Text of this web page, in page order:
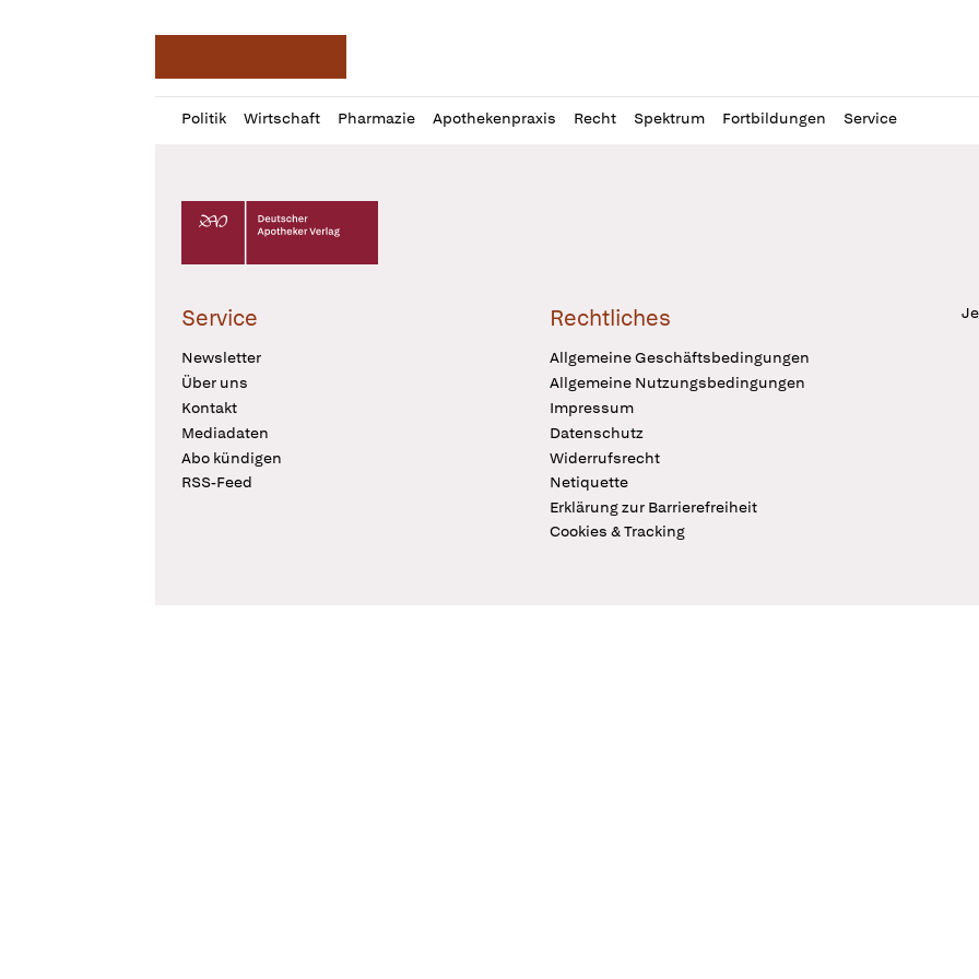
Politik Wirtschaft Pharmazie Apothekenpraxis Recht Spektrum Fortbildungen Service
Profil
öffnen
Daz
Pur
Deutscher Apotheker Verlag Logo
Service
Newsletter
Über uns
Kontakt
Mediadaten
Abo kündigen
RSS-Feed
Rechtliches
Allgemeine Geschäftsbedingungen
Allgemeine Nutzungsbedingungen
Impressum
Datenschutz
Widerrufsrecht
Netiquette
Erklärung zur Barrierefreiheit
Cookies & Tracking